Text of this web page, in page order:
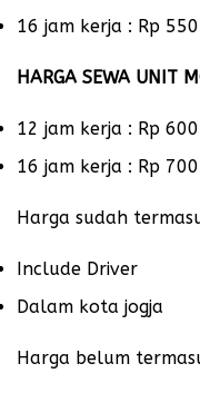
16 jam kerja : Rp
HARGA SEWA UNIT
12 jam kerja : Rp
16 jam kerja : Rp
Harga sudah
Include Driver
Dalam kota jogja
Harga belum